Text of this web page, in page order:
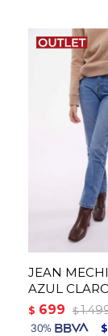
JEAN
AZUL
$ 699 $
$